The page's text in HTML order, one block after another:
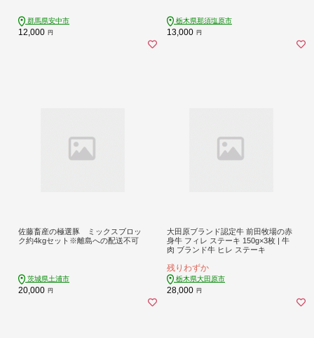
群馬県安中市
12,000 円
栃木県那須塩原市
13,000 円
佐藤畜産の極選豚 ミックスブロッ
ク約4kgセット※離島への配送不可
茨城県土浦市
20,000 円
大田原ブランド認定牛 前田牧場の赤
身牛 フィレ ステーキ 150g×3枚 | 牛
肉 ブランド牛 ヒレ ステーキ
残りわずか
栃木県大田原市
28,000 円